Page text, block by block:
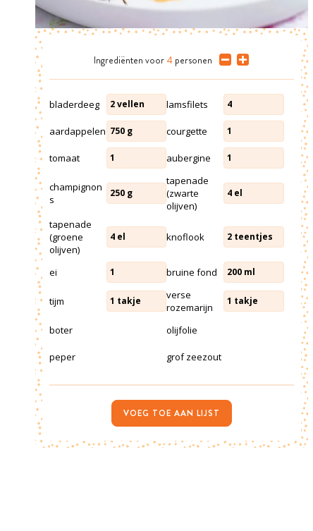
Ingrediënten voor 4 personen
bladerdeeg 2vellen lamsfilets 4
aardappelen 750 g courgette 1
tomaat 1 aubergine 1
champignon
s
250 g
tapenade
(zwarte
olijven)
4 el
tapenade
(groene
olijven)
4 el knoflook 2 teentjes
ei 1 bruine fond 200 ml
tijm 1 takje
verse
rozemarijn
1 takje
boter olijfolie
peper grof zeezout
VOEG TOE AAN LIJST